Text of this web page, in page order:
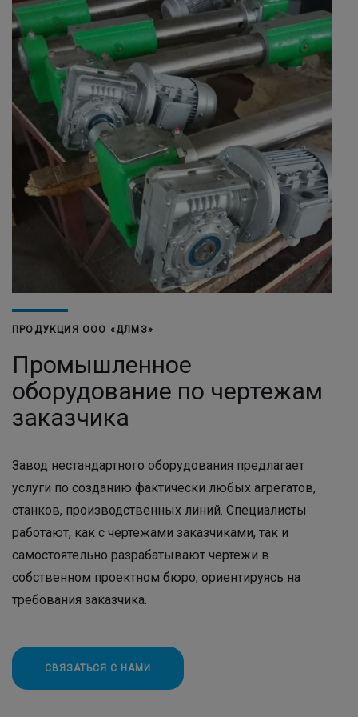
ПРОДУКЦИЯ ООО «ДЛМЗ»
Промышленное
оборудование по чертежам
заказчика
Завод нестандартного оборудования предлагает
услуги по созданию фактически любых агрегатов,
станков, производственных линий. Специалисты
работают, как с чертежами заказчиками, так и
самостоятельно разрабатывают чертежи в
собственном проектном бюро, ориентируясь на
требования заказчика.
СВЯЗАТЬСЯ С НАМИ